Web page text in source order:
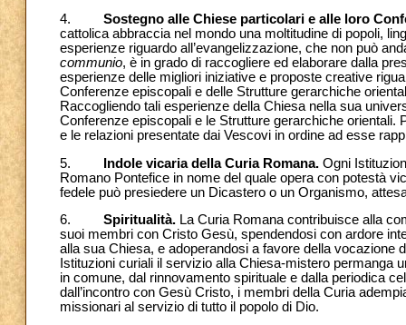
4. Sostegno alle Chiese particolari e alle loro
cattolica abbraccia nel mondo una moltitudine di popoli,
esperienze riguardo all’evangelizzazione, che non può
communio, è in grado di raccogliere ed elaborare dalla
esperienze delle migliori iniziative e proposte creative
Conferenze episcopali e delle Strutture gerarchiche
Raccogliendo tali esperienze della Chiesa nella sua
Conferenze episcopali e le Strutture gerarchiche
e le relazioni presentate dai Vescovi in ordine ad esse
5.
Indole vicaria della Curia Romana. Ogni
Romano Pontefice in nome del quale opera con potestà
fedele può presiedere un Dicastero o un Organismo,
6. Spiritualità. La Curia Romana contribuisce alla
suoi membri con Cristo Gesù, spendendosi con ardore
alla sua Chiesa, e adoperandosi a favore della vocazione
Istituzioni curiali il servizio alla Chiesa-mistero permanga
in comune, dal rinnovamento spirituale e dalla periodica
dall’incontro con Gesù Cristo, i membri della Curia
missionari al servizio di tutto il popolo di Dio.